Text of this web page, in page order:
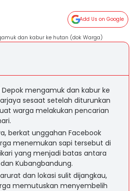
Add Us on Google
dan kabur ke hutan (dok Warga)
Depok mengamuk dan kabur ke
sesaat setelah diturunkan
warga melakukan pencarian
berkat unggahan Facebook
menemukan sapi tersebut di
yang menjadi batas antara
Kubangbandung.
dan lokasi sulit dijangkau,
memutuskan menyembelih